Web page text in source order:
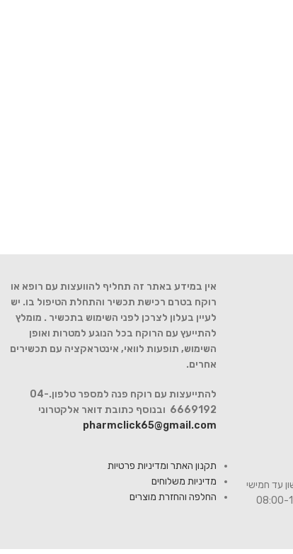
אין במידע באתר זה תחליף להוועצות עם רופא או
רוקח בטרם רכישת תכשיר והתחלת הטיפול בו. יש
לעיין בעלון לצרכן לפני השימוש בתכשיר . מומלץ
להתייעץ עם הרוקח בכל הנוגע למטרות ואופן
השימוש, תופעות לוואי, אינטראקציה עם תכשירים
אחרים.
להתייעצות עם רוקח פנה למספר טלפון.04-
6669192 ובנוסף כתובת דואר אלקטרוני
pharmclick65@gmail.com
תקנון האתר ומדיניות פרטיות
מדיניות משלוחים
החלפה והחזרת מוצרים
עד חמישי